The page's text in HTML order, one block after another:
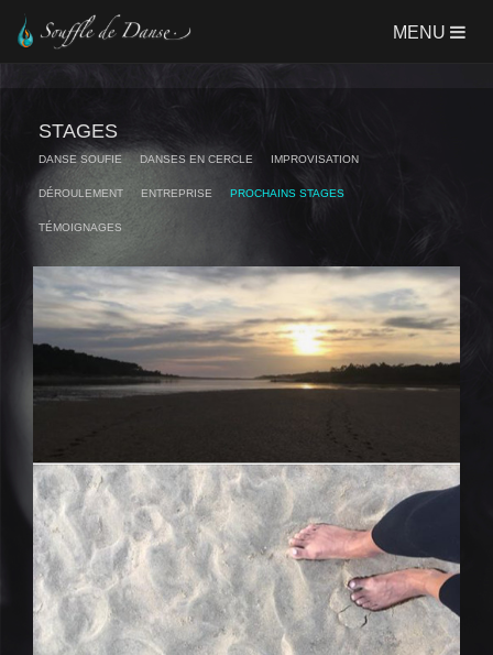
Aller
au
MENU
STAGES
DANSE SOUFIE DANSES EN CERCLE IMPROVISATION
DÉROULEMENT ENTREPRISE PROCHAINS STAGES
TÉMOIGNAGES